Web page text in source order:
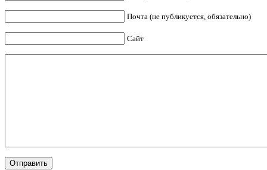
Почта (не публикуется, обязательно)
Сайт